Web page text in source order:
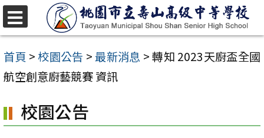
跳
至
主
要
容
區
首頁 >校園公告 >最新消息 >轉知 2023天廚盃全國
航空創意廚藝競賽 資訊
校園公告
選
單